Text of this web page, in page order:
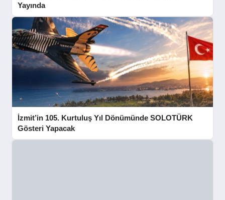
Yayında
İzmit’in 105. Kurtuluş Yıl Dönümünde SOLOTÜRK
Gösteri Yapacak